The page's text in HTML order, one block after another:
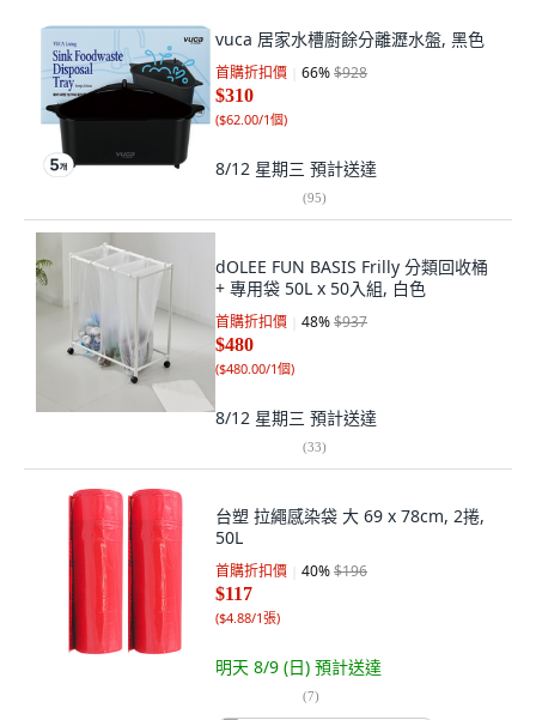
vuca 居家水槽廚餘分離瀝水盤, 黑色
首購折扣價 66%$928
$310
($62.00/1個)
8/12 星期三 預計送達
(95)
dOLEE FUN BASIS Frilly 分類回收桶
+ 專用袋 50L x 50入組, 白色
首購折扣價 48%$937
$480
($480.00/1個)
8/12 星期三 預計送達
(33)
台塑 拉繩感染袋 大 69 x 78cm, 2捲,
50L
首購折扣價 40%$196
$117
($4.88/1張)
明天 8/9 (日) 預計送達
(7)